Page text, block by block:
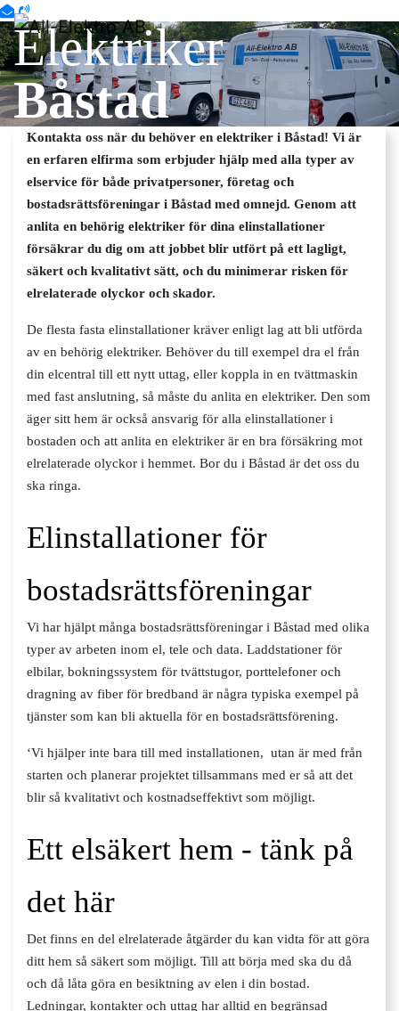
Elektriker
Båstad
Kontakta oss när du behöver en elektriker i Båstad! Vi är
en erfaren elfirma som erbjuder hjälp med alla typer av
elservice för både privatpersoner, företag och
bostadsrättsföreningar i Båstad med omnejd. Genom att
anlita en behörig elektriker för dina elinstallationer
försäkrar du dig om att jobbet blir utfört på ett lagligt,
säkert och kvalitativt sätt, och du minimerar risken för
elrelaterade olyckor och skador.
De flesta fasta elinstallationer kräver enligt lag att bli utförda
av en behörig elektriker. Behöver du till exempel dra el från
din elcentral till ett nytt uttag, eller koppla in en tvättmaskin
med fast anslutning, så måste du anlita en elektriker. Den som
äger sitt hem är också ansvarig för alla elinstallationer i
bostaden och att anlita en elektriker är en bra försäkring mot
elrelaterade olyckor i hemmet. Bor du i Båstad är det oss du
ska ringa.
Elinstallationer för
bostadsrättsföreningar
Vi har hjälpt många bostadsrättsföreningar i Båstad med olika
typer av arbeten inom el, tele och data. Laddstationer för
elbilar, bokningssystem för tvättstugor, porttelefoner och
dragning av fiber för bredband är några typiska exempel på
tjänster som kan bli aktuella för en bostadsrättsförening.
‘Vi hjälper inte bara till med installationen, utan är med från
starten och planerar projektet tillsammans med er så att det
blir så kvalitativt och kostnadseffektivt som möjligt.
Ett elsäkert hem - tänk på
det här
Det finns en del elrelaterade åtgärder du kan vidta för att göra
ditt hem så säkert som möjligt. Till att börja med ska du då
och då låta göra en besiktning av elen i din bostad.
Ledningar, kontakter och uttag har alltid en begränsad